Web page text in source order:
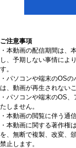
ご注意事項
・本動画の配信期間は、
し、予期しない事情によ
す。
・パソコンや端末のOS
は、動画が再生されない
・パソコンや端末のOS
たしません。
・本動画の閲覧に伴う通
・本動画に関する著作権
を、無断で複製、改変、
禁止します。